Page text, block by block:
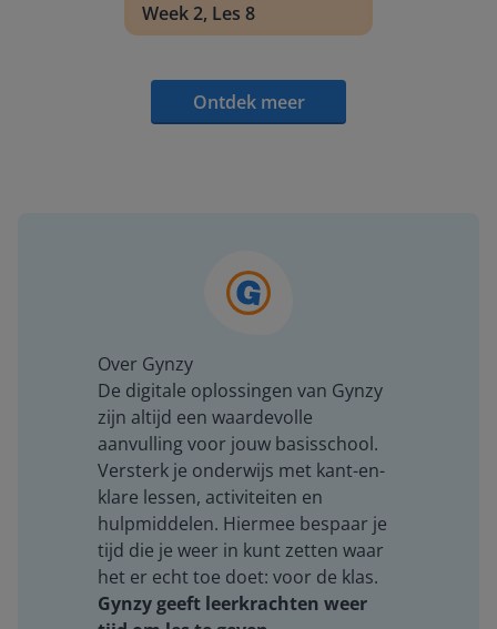
Week 2, Les 8
Ontdek meer
Over Gynzy
De digitale oplossingen van Gynzy
zijn altijd een waardevolle
aanvulling voor jouw basisschool.
Versterk je onderwijs met kant-en-
klare lessen, activiteiten en
hulpmiddelen. Hiermee bespaar je
tijd die je weer in kunt zetten waar
het er echt toe doet: voor de klas.
Gynzy geeft leerkrachten weer